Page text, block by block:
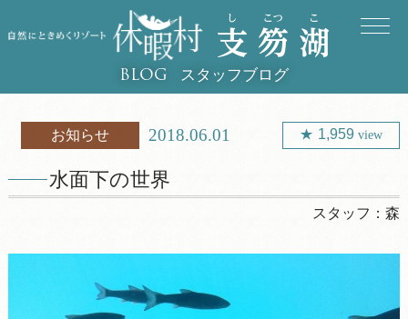
BLOG スタッフブログ
お知らせ 2018.06.01 1,959view
水面下の世界
スタッフ：森